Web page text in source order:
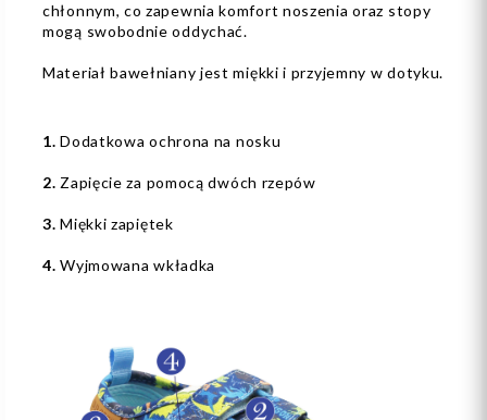
chłonnym, co zapewnia komfort noszenia oraz stopy
mogą swobodnie oddychać.
Materiał bawełniany jest miękki i przyjemny w dotyku.
1. Dodatkowa ochrona na nosku
2. Zapięcie za pomocą dwóch rzepów
3.Miękki zapiętek
4. Wyjmowana wkładka